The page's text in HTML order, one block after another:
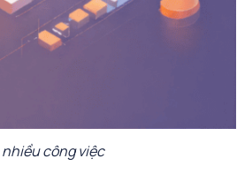
công việc